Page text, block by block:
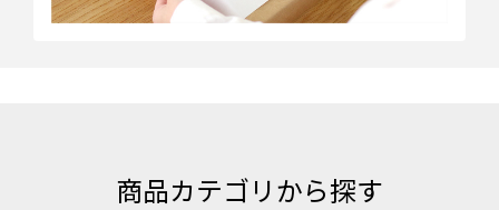
商品カテゴリから探す